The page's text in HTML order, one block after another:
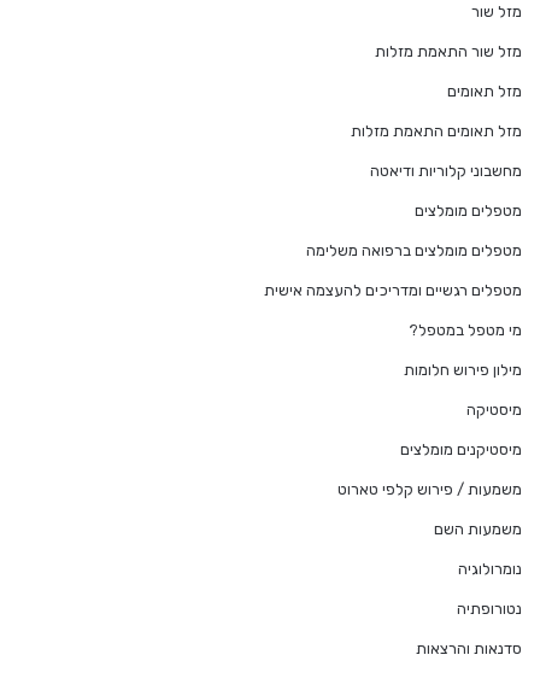
מזל שור
מזל שור התאמת מזלות
מזל תאומים
מזל תאומים התאמת מזלות
מחשבוני קלוריות ודיאטה
מטפלים מומלצים
מטפלים מומלצים ברפואה משלימה
מטפלים רגשיים ומדריכים להעצמה אישית
מי מטפל במטפל?
מילון פירוש חלומות
מיסטיקה
מיסטיקנים מומלצים
משמעות / פירוש קלפי טארוט
משמעות השם
נומרולוגיה
נטורופתיה
סדנאות והרצאות